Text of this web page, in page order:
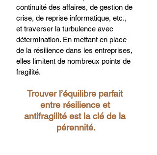
continuité des affaires, de gestion de
crise, de reprise informatique, etc.,
et traverser la turbulence avec
détermination. En mettant en place
de la résilience dans les entreprises,
elles limitent de nombreux points de
fragilité.
Trouver l’équilibre parfait
entre résilience et
antifragilité est la clé de la
pérennité.